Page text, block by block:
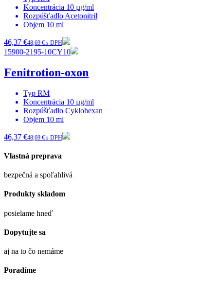
Koncentrácia 10 µg/ml
Rozpúšťadlo Acetonitril
Objem 10 ml
46,37 €48,69 € s DPH
15900-2195-10CY10
Fenitrotion-oxon
Typ RM
Koncentrácia 10 µg/ml
Rozpúšťadlo Cyklohexan
Objem 10 ml
46,37 €48,69 € s DPH
Vlastná preprava
bezpečná a spoľahlivá
Produkty skladom
posielame hneď
Dopytujte sa
aj na to čo nemáme
Poradíme